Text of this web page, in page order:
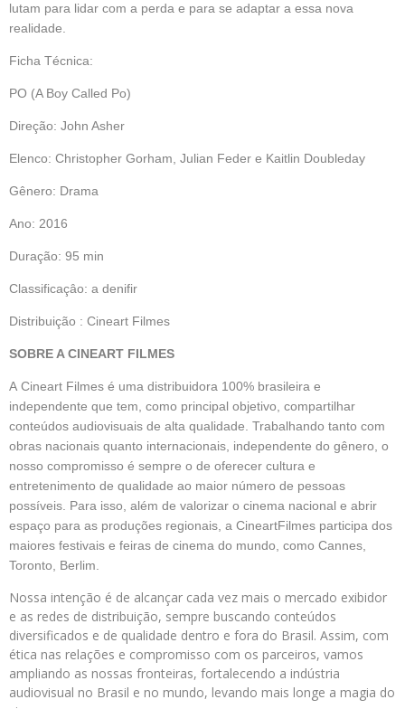
lutam para lidar com a perda e para se adaptar a essa nova
realidade.
Ficha Técnica:
PO (A Boy Called Po)
Direção: John Asher
Elenco: Christopher Gorham, Julian Feder e Kaitlin Doubleday
Gênero: Drama
Ano: 2016
Duração: 95 min
Classificaçâo: a denifir
Distribuição : Cineart Filmes
SOBRE A CINEART FILMES
A Cineart Filmes é uma distribuidora 100% brasileira e
independente que tem, como principal objetivo, compartilhar
conteúdos audiovisuais de alta qualidade. Trabalhando tanto com
obras nacionais quanto internacionais, independente do gênero, o
nosso compromisso é sempre o de oferecer cultura e
entretenimento de qualidade ao maior número de pessoas
possíveis. Para isso, além de valorizar o cinema nacional e abrir
espaço para as produções regionais, a CineartFilmes participa dos
maiores festivais e feiras de cinema do mundo, como Cannes,
Toronto, Berlim.
Nossa intenção é de alcançar cada vez mais o mercado exibidor
e as redes de distribuição, sempre buscando conteúdos
diversificados e de qualidade dentro e fora do Brasil. Assim, com
ética nas relações e compromisso com os parceiros, vamos
ampliando as nossas fronteiras, fortalecendo a indústria
audiovisual no Brasil e no mundo, levando mais longe a magia do